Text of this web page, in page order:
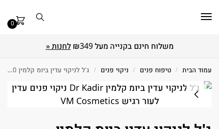
0
משלוח חינם בקנייה מעל ₪349 לחנות «
עמוד הבית / טיפוח פנים / ניקוי פנים / ג'ל לניקוי עדין ביומ קלמין 250 מ"ל Dr Kadir ד״ר קדיר